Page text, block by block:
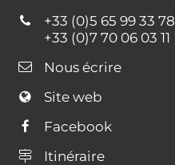
+33 (0)5 65 99 33 78
+33 (0)7 70 06 03 11
Nous écrire
Site web
Facebook
Itinéraire